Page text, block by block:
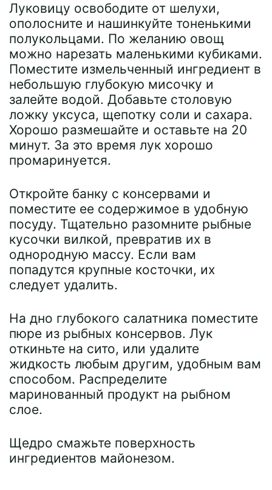
Луковицу освободите от шелухи,
ополосните и нашинкуйте тоненькими
полукольцами. По желанию овощ
можно нарезать маленькими кубиками.
Поместите измельченный ингредиент в
небольшую глубокую мисочку и
залейте водой. Добавьте столовую
ложку уксуса, щепотку соли и сахара.
Хорошо размешайте и оставьте на 20
минут. За это время лук хорошо
промаринуется.
Откройте банку с консервами и
поместите ее содержимое в удобную
посуду. Тщательно разомните рыбные
кусочки вилкой, превратив их в
однородную массу. Если вам
попадутся крупные косточки, их
следует удалить.
На дно глубокого салатника поместите
пюре из рыбных консервов. Лук
откиньте на сито, или удалите
жидкость любым другим, удобным вам
способом. Распределите
маринованный продукт на рыбном
слое.
Щедро смажьте поверхность
ингредиентов майонезом.